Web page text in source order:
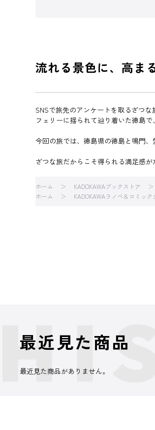
流れる景色に、高ま
SNSで旅先のアンケートを取るざつな
フェリーに揺られて辿り着いた徳島
今回の旅では、徳島県の徳島と鳴門
ざつな旅だからこそ得られる満足感
ホーム KADOKAWAブックストア
ホーム
KADOKAWAラノベ＆コミック
最近見た商品
最近見た商品がありません。